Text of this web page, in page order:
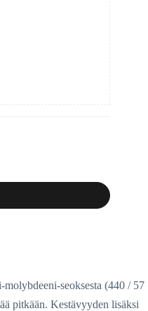
seoksesta (440 / 57
pitkään. Kestävyyden lisäksi